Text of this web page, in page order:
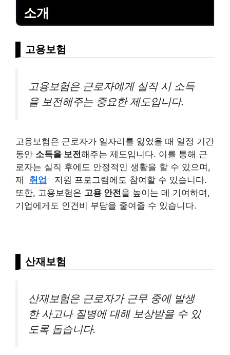
소개
고용보험
고용보험은 근로자에게 실직 시 소득
을 보전해주는 중요한 제도입니다.
고용보험은 근로자가 일자리를 잃었을 때 일정 기간
동안 소득을 보전해주는 제도입니다. 이를 통해 근
로자는 실직 후에도 안정적인 생활을 할 수 있으며,
재
취업
지원 프로그램에도 참여할 수 있습니다.
또한, 고용보험은 고용 안전을 높이는 데 기여하며,
기업에게도 인건비 부담을 줄여줄 수 있습니다.
산재보험
산재보험은 근로자가 근무 중에 발생
한 사고나 질병에 대해 보상받을 수 있
도록 돕습니다.